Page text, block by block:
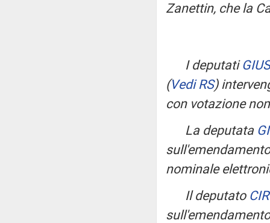
Zanettin, che la
I deputati
(Vedi RS)
con votazione
La deputata
nominale
Il deputato